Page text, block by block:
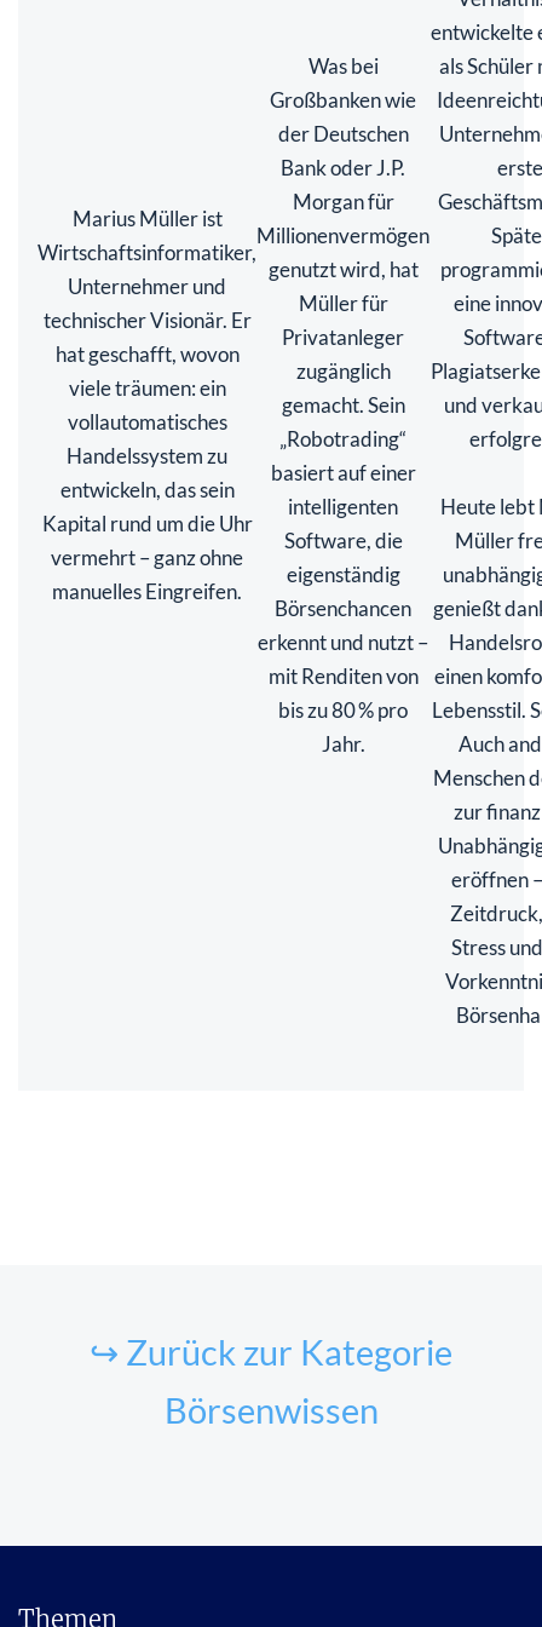
Marius Müller ist
Wirtschaftsinformatiker,
Unternehmer und
technischer Visionär. Er
hat geschafft, wovon
viele träumen: ein
vollautomatisches
Handelssystem zu
entwickeln, das sein
Kapital rund um die Uhr
vermehrt – ganz ohne
manuelles Eingreifen.
Was bei
Großbanken wie
der Deutschen
Bank oder J.P.
Morgan für
Millionenvermögen
genutzt wird, hat
Müller für
Privatanleger
zugänglich
gemacht. Sein
„Robotrading“
basiert auf einer
intelligenten
Software, die
eigenständig
Börsenchancen
erkennt und nutzt –
mit Renditen von
bis zu 80 % pro
Jahr.
entwickelte
als Schüler
erste
eine
und
Heute lebt
Müller
genießt
einen
Lebensstil.
Auch
Menschen
zur
eröffnen
Stress
↪ Zurück zur Kategorie
Börsenwissen
Themen